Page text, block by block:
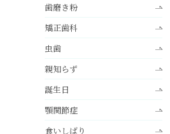
歯磨き粉
矯正歯科
虫歯
親知らず
誕生日
顎関節症
食いしばり